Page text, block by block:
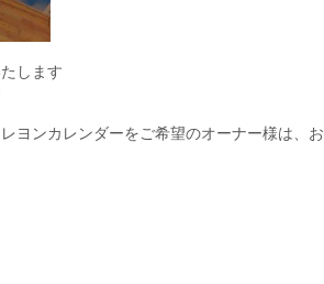
します
ヨンカレンダーをご希望のオーナー様は、お